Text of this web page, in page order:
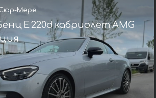
Мере
E 220d кабриолет AMG